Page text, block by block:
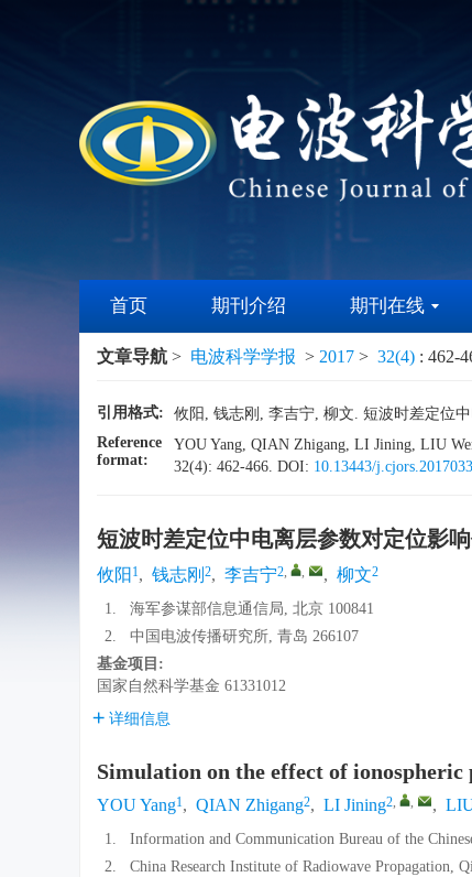
首页 期刊介绍 期刊在线
文章导航 > 电波科学学报 > 2017 > 32(4) : 462-
引用格式: 攸阳, 钱志刚, 李吉宁, 柳文. 短波时差定位
Reference
format:
YOU Yang, QIAN Zhigang, LI Jining, LIU
32(4): 462-466. DOI: 10.13443/
短波时差定位中电离层参数对定位影
攸阳 1, 钱志刚 2, 李吉宁2, , , 柳文2
1.
海军参谋部信息通信局, 北京 100841
2.
中国电波传播研究所, 青岛 266107
基金项目:
国家自然科学基金 61331012
详细信息
Simulation on the effect of
YOU Yang1, QIAN Zhigang2, LI Jining2, , ,
1.
Information and Communication Bureau of the
2.
China Research Institute of Radiowave Propagation,